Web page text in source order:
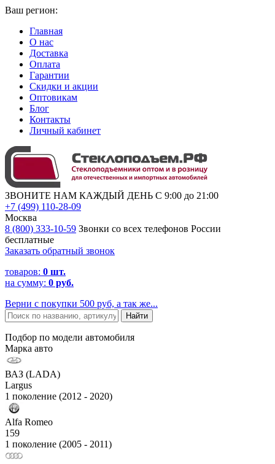
Ваш регион:
Главная
О нас
Доставка
Оплата
Гарантии
Скидки и акции
Оптовикам
Блог
Контакты
Личный кабинет
ЗВОНИТЕ НАМ КАЖДЫЙ ДЕНЬ С 9:00 до 21:00
+7 (499) 110-28-09
Москва
8 (800) 333-10-59 Звонки со всех телефонов России
бесплатные
Заказать обратный звонок
товаров: 0 шт.
на сумму: 0 руб.
Верни с покупки 500 руб, а так же...
Подбор по модели автомобиля
Марка авто
ВАЗ (LADA)
Largus
1 поколение (2012 - 2020)
Alfa Romeo
159
1 поколение (2005 - 2011)